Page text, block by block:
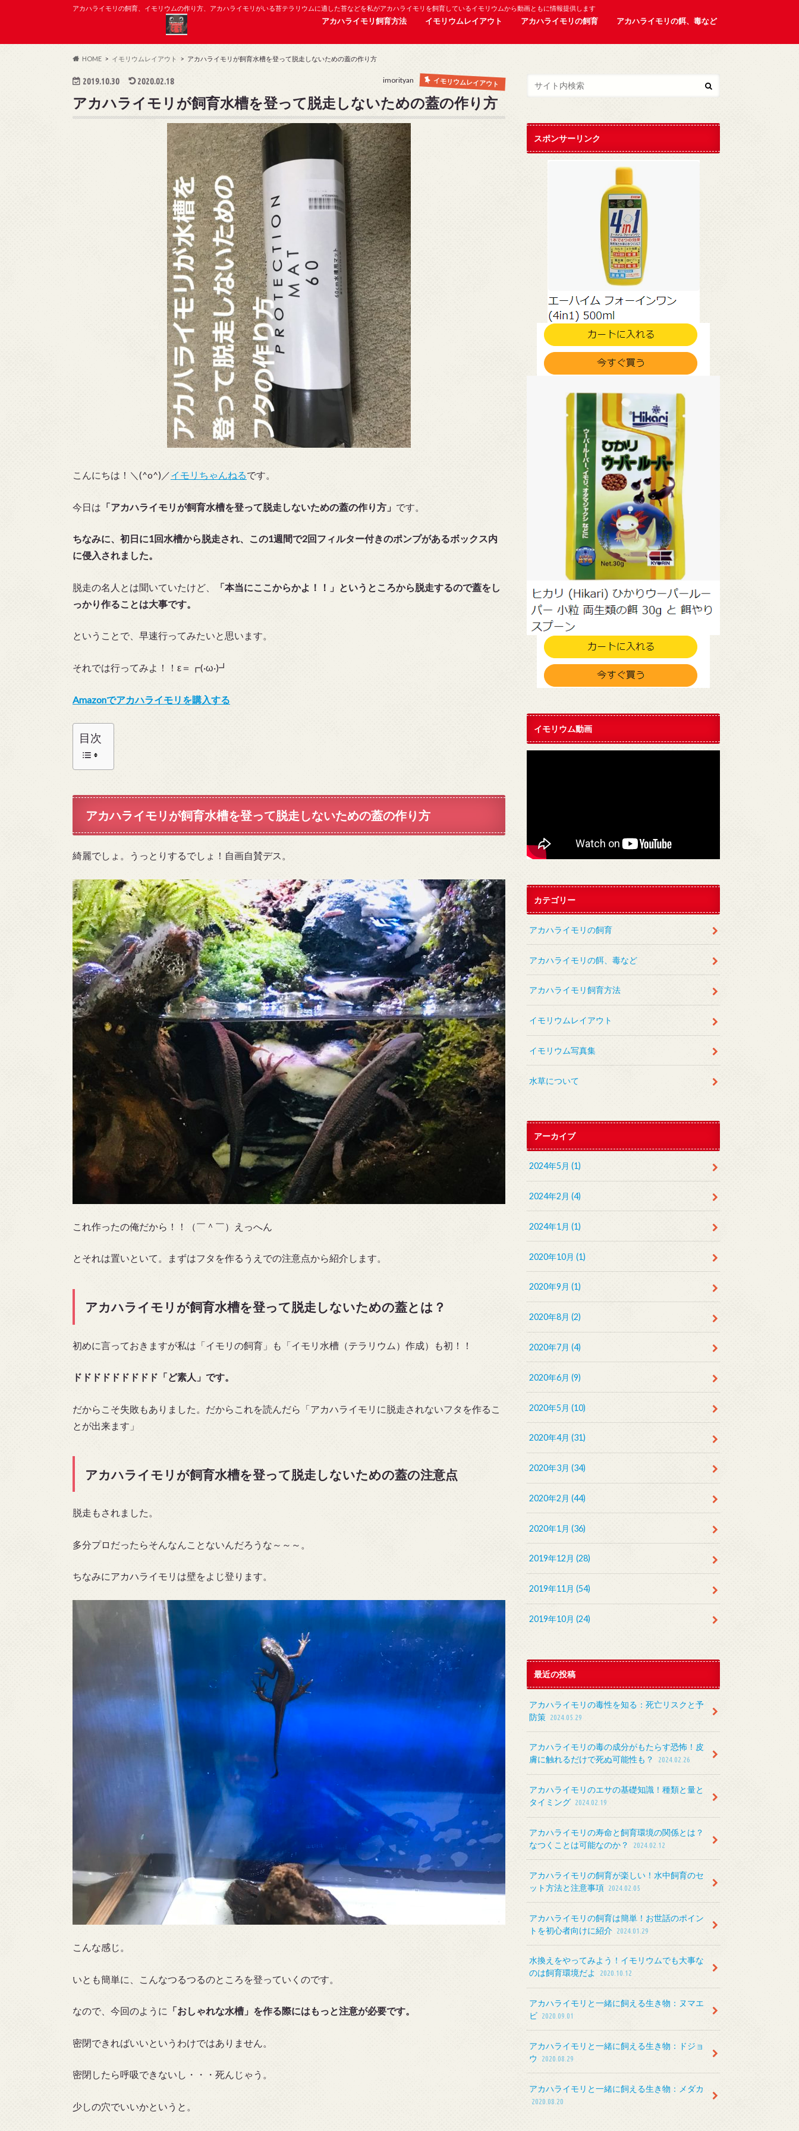
アカハライモリの飼育、イモリウムの作り方、アカハライモリがいる苔テラリウムに適した苔などを私がアカハライモリを飼育しているイモリウムから動画ともに情報提供します
アカハライモリ飼育方法 イモリウムレイアウト アカハライモリの飼育 アカハライモリの餌、毒など
HOME イモリウムレイアウト アカハライモリが飼育水槽を登って脱走しないための蓋の作り方
2019.10.30 2020.02.18 イモリウムレイアウト
imorityan
アカハライモリが飼育水槽を登って脱走しないための蓋の作り方
こんにちは！＼(^o^)／イモリちゃんねるです。
今日は 「アカハライモリが飼育水槽を登って脱走しないための蓋の作り方」 です。
ちなみに、初日に1回水槽から脱走され、この1週間で2回フィルター付きのポンプがあるボックス内
に侵入されました。
脱走の名人とは聞いていたけど、
「本当にここからかよ！！」というところから脱走するので蓋をし
っかり作ることは大事です。
ということで、早速行ってみたいと思います。
それでは行ってみよ！！ε＝┏(·ω·)┛
Amazonでアカハライモリを購入する
目次
アカハライモリが飼育水槽を登って脱走しないための蓋の作り方
綺麗でしょ。うっとりするでしょ！自画自賛デス。
これ作ったの俺だから！！（￣＾￣）えっへん
とそれは置いといて。まずはフタを作るうえでの注意点から紹介します。
アカハライモリが飼育水槽を登って脱走しないための蓋とは？
初めに言っておきますが私は「イモリの飼育」も「イモリ水槽（テラリウム）作成）も初！！
ドドドドドドドドド「ど素人 」です。
だからこそ失敗もありました。だからこれを読んだら「アカハライモリに脱走されないフタを作るこ
とが出来ます」
アカハライモリが飼育水槽を登って脱走しないための蓋の注意点
脱走もされました。
多分プロだったらそんなんことないんだろうな～～～。
ちなみにアカハライモリは壁をよじ登ります。
こんな感じ。
いとも簡単に、こんなつるつるのところを登っていくのです。
なので、今回のように 「おしゃれな水槽」を作る際にはもっと注意が必要です。
密閉できればいいというわけではありません。
密閉したら呼吸できないし・・・死んじゃう。
少しの穴でいいかというと。
スポンサーリンク
イモリウム動画
カテゴリー
アカハライモリの飼育
アカハライモリの餌、毒など
アカハライモリ飼育方法
イモリウムレイアウト
イモリウム写真集
水草について
アーカイブ
2024年5月 (1)
2024年2月 (4)
2024年1月 (1)
2020年10月 (1)
2020年9月 (1)
2020年8月 (2)
2020年7月 (4)
2020年6月 (9)
2020年5月 (10)
2020年4月 (31)
2020年3月 (34)
2020年2月 (44)
2020年1月 (36)
2019年12月 (28)
2019年11月 (54)
2019年10月 (24)
最近の投稿
アカハライモリの毒性を知る：死亡リスクと予
防策 2024.05.29
アカハライモリの毒の成分がもたらす恐怖！皮
膚に触れるだけで死ぬ可能性も？
2024.02.26
アカハライモリのエサの基礎知識！種類と量と
タイミング 2024.02.19
アカハライモリの寿命と飼育環境の関係とは？
なつくことは可能なのか？
2024.02.12
アカハライモリの飼育が楽しい！水中飼育のセ
ット方法と注意事項 2024.02.05
アカハライモリの飼育は簡単！お世話のポイン
トを初心者向けに紹介 2024.01.29
水換えをやってみよう！イモリウムでも大事な
のは飼育環境だよ
2020.10.12
アカハライモリと一緒に飼える生き物：ヌマエ
ビ 2020.09.01
アカハライモリと一緒に飼える生き物：ドジョ
ウ
2020.08.29
アカハライモリと一緒に飼える生き物：メダカ
2020.08.20